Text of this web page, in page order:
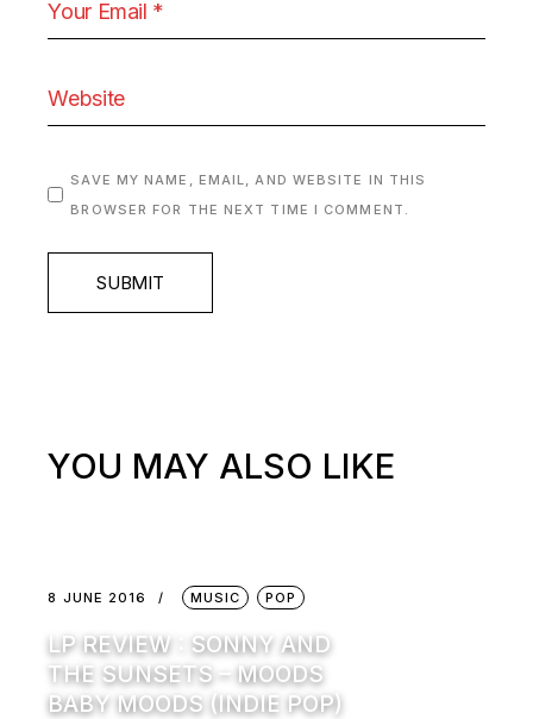
SAVE MY NAME, EMAIL, AND WEBSITE IN THIS
BROWSER FOR THE NEXT TIME I COMMENT.
SUBMIT
YOU MAY ALSO LIKE
8 JUNE 2016 MUSIC POP
LP REVIEW : SONNY AND
THE SUNSETS – MOODS
BABY MOODS (INDIE POP)